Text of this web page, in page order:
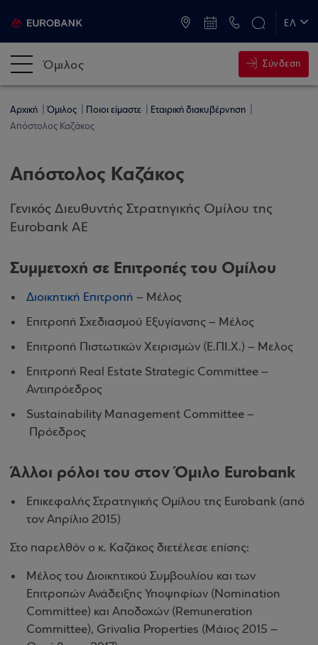
ΕΛ
Όμιλος Σύνδεση
Αρχική Όμιλος Ποιοι είμαστε
Εταιρική διακυβέρνηση
Απόστολος Καζάκος
Απόστολος Καζάκος
Γενικός Διευθυντής Στρατηγικής Ομίλου της
Eurobank ΑΕ
Συμμετοχή σε Επιτροπές του Ομίλου
Διοικητική Επιτροπή – Μέλος
Επιτροπή Σχεδιασμού Εξυγίανσης – Μέλος
Επιτροπή Πιστωτικών Χειρισμών (Ε.ΠΙ.Χ.) – Μελος
Επιτροπή Real Estate Strategic Committee –
Αντιπρόεδρος
Sustainability Management Committee –
Πρόεδρος
Άλλοι ρόλοι του στον Όμιλο Eurobank
Επικεφαλής Στρατηγικής Ομίλου της Eurobank (από
τον Απρίλιο 2015)
Στο παρελθόν ο κ. Καζάκος διετέλεσε επίσης:
Μέλος του Διοικητικού Συμβουλίου και των
Επιτροπών Ανάδειξης Υποψηφίων (Nomination
Committee) και Αποδοχών (Remuneration
Committee), Grivalia Properties (Μάιος 2015 –